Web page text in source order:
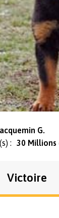
G.
:
30 Millions
Victoire